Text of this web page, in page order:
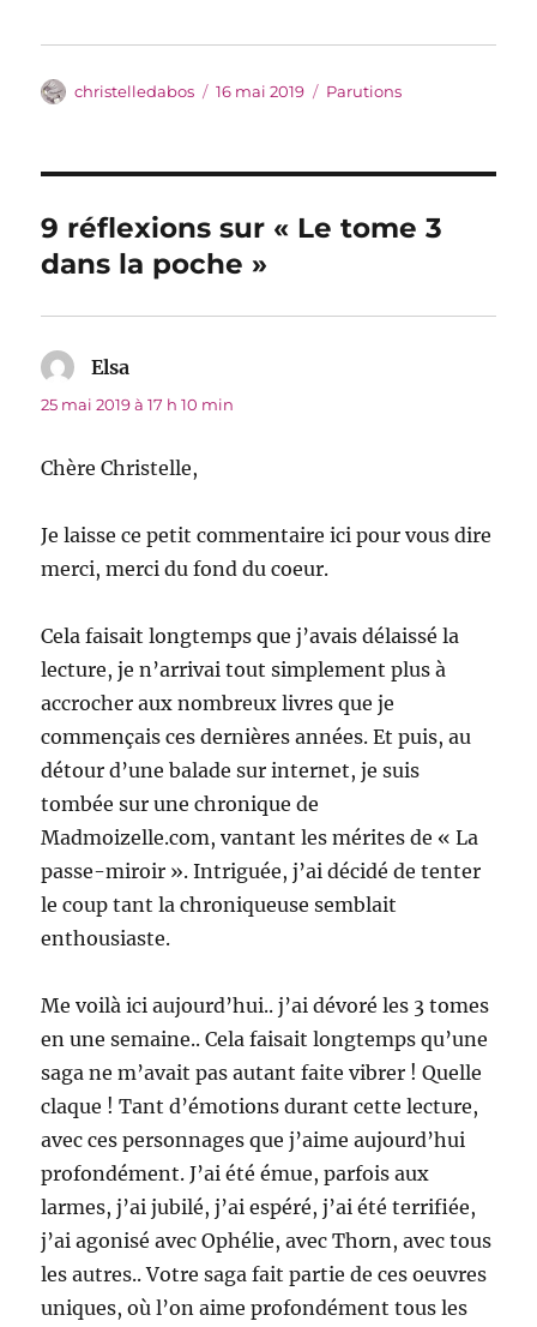
Auteur
christelledabos
Publié
16 mai 2019 Catégories
Parutions
9 réflexions sur « Le tome 3
dans la poche »
Elsa
25 mai 2019 à 17 h 10 min
Chère Christelle,
Je laisse ce petit commentaire ici pour vous dire
merci, merci du fond du coeur.
Cela faisait longtemps que j’avais délaissé la
lecture, je n’arrivai tout simplement plus à
accrocher aux nombreux livres que je
commençais ces dernières années. Et puis, au
détour d’une balade sur internet, je suis
tombée sur une chronique de
Madmoizelle.com, vantant les mérites de « La
passe-miroir ». Intriguée, j’ai décidé de tenter
le coup tant la chroniqueuse semblait
enthousiaste.
Me voilà ici aujourd’hui.. j’ai dévoré les 3 tomes
en une semaine.. Cela faisait longtemps qu’une
saga ne m’avait pas autant faite vibrer ! Quelle
claque ! Tant d’émotions durant cette lecture,
avec ces personnages que j’aime aujourd’hui
profondément. J’ai été émue, parfois aux
larmes, j’ai jubilé, j’ai espéré, j’ai été terrifiée,
j’ai agonisé avec Ophélie, avec Thorn, avec tous
les autres.. Votre saga fait partie de ces oeuvres
uniques, où l’on aime profondément tous les